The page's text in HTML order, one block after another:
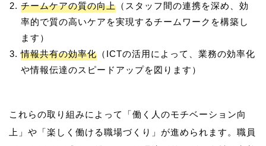
チームケアの質の向上 （スタッフ間の連携を深め、効
率的で質の高いケアを実現するチームワークを構築し
ます）
情報共有の効率化 （ICTの活用によって、業務の効率化
や情報伝達のスピードアップを図ります）
これらの取り組みによって「働く人のモチベーション向
上」や「楽しく働ける職場づくり」が進められます。職員